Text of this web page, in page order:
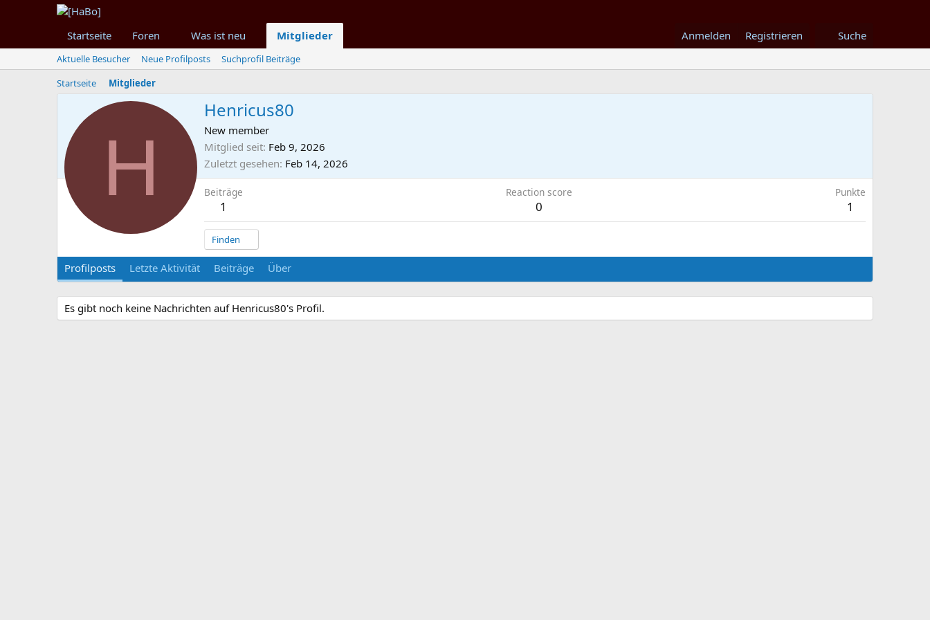
Startseite Foren Was ist neu Mitglieder Anmelden Registrieren Suche
Aktuelle Besucher Neue Profilposts
Suchprofil Beiträge
Startseite
Mitglieder
H
Henricus80
New member
Mitglied seit Feb 9, 2026
Zuletzt gesehen Feb 14, 2026
Beiträge
1
Reaction score
0
Punkte
1
Finden
Profilposts Letzte Aktivität Beiträge Über
Es gibt noch keine Nachrichten auf Henricus80's Profil.